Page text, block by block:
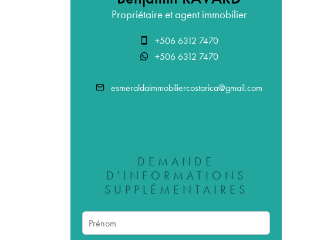
Propriétaire et agent immobilier
+506 6312 7470
+506 6312 7470
esmeraldaimmobiliercostarica@gmail.com
DEMANDE
D'INFORMATIONS
SUPPLÉMENTAIRES